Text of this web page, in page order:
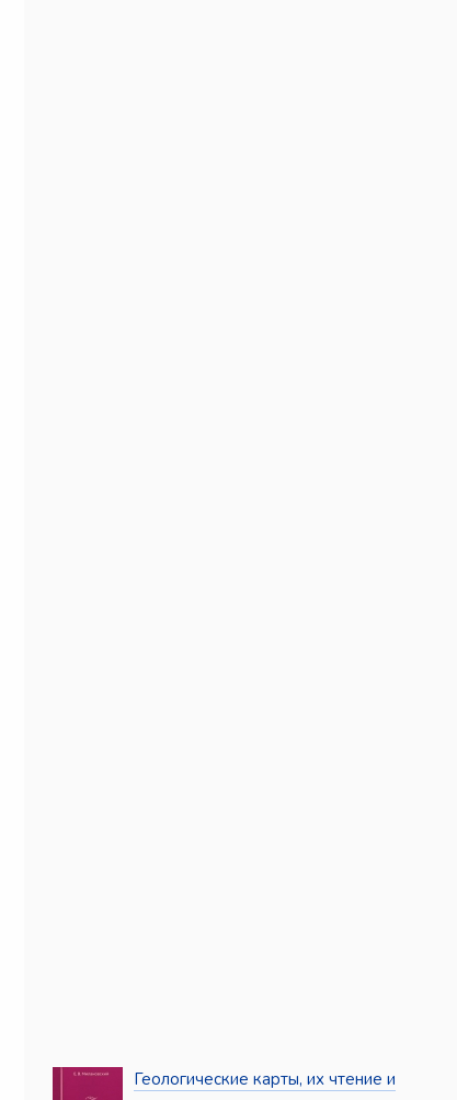
Геологические карты, их чтение и